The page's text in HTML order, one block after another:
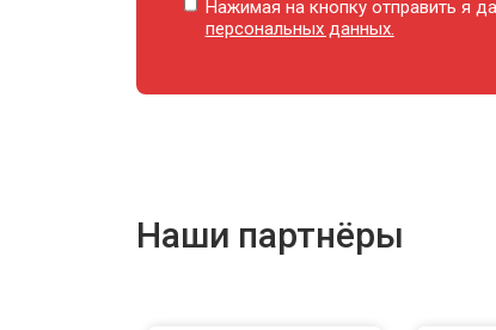
Нажимая на кнопку отправить я
персональных данных.
Наши партнёры